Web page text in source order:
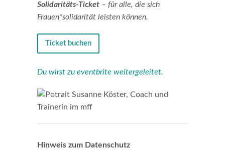
Solidaritäts-Ticket – für alle, die sich
Frauen*solidarität leisten können.
Ticket buchen
Du wirst zu eventbrite weitergeleitet.
Hinweis zum Datenschutz